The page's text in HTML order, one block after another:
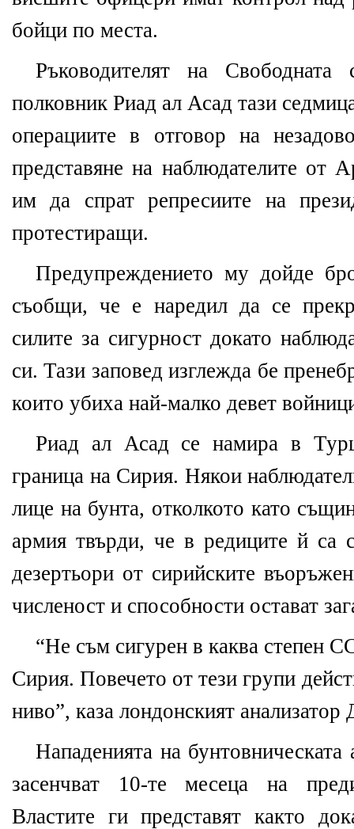
бойци по места.
Ръководителят на
полковник Риад ал Асад тази
операциите в отговор на
представяне на наблюдателите от
им да спрат репресиите на
протестиращи.
Предупреждението му дойде
съобщи, че е наредил да се
силите за сигурност докато
си. Тази заповед изглежда бе
които убиха най-малко девет
Риад ал Асад се намира в
граница на Сирия. Някои
лице на бунта, отколкото като
армия твърди, че в редиците й са
дезертьори от сирийските
численост и способности остават
“Не съм сигурен в каква степен
Сирия. Повечето от тези групи
ниво”, каза лондонският
Нападенията на
засенчват 10-те месеца на
Властите ги представят както